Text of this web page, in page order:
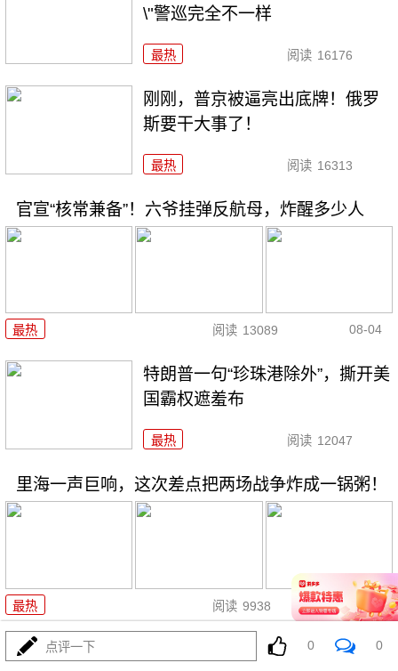
\"警巡完全不一样
最热 阅读 16176
刚刚，普京被逼亮出底牌！俄罗
斯要干大事了！
最热 阅读 16313
官宣“核常兼备”！六爷挂弹反航母，炸醒多少人
最热 阅读 13089 08-04
特朗普一句“珍珠港除外”，撕开美
国霸权遮羞布
最热 阅读 12047
里海一声巨响，这次差点把两场战争炸成一锅粥！
最热 阅读 9938 08-05
731！特高课还魂！高市早苗两把火烧穿日本国运
点评一下 0 0